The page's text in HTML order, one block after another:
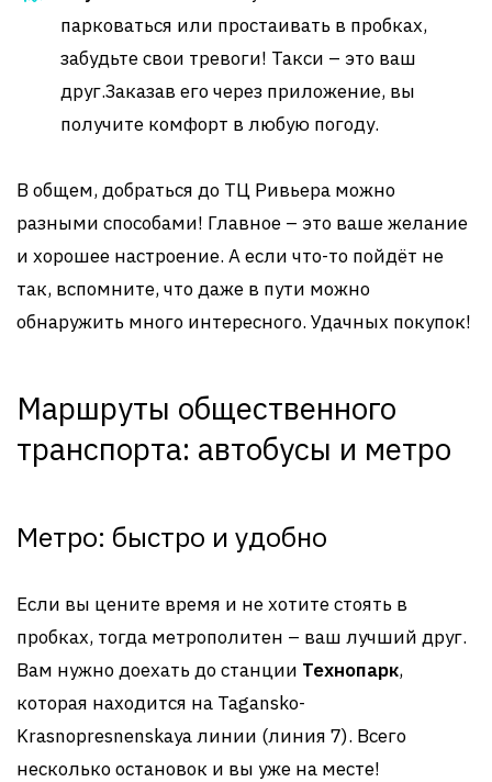
парковаться или простаивать в пробках,
забудьте свои тревоги! Такси – это ваш
друг.Заказав его через приложение, вы
получите комфорт в любую погоду.
В общем, добраться до ТЦ Ривьера можно
разными способами! Главное – это ваше желание
и хорошее настроение. А если что-то пойдёт не
так, вспомните, что даже в пути можно
обнаружить много интересного. Удачных покупок!
Маршруты общественного
транспорта: автобусы и метро
Метро: быстро и удобно
Если вы цените время и не хотите стоять в
пробках, тогда метрополитен – ваш лучший друг.
Вам нужно доехать до станции Технопарк,
которая находится на Tagansko-
Krasnopresnenskaya линии (линия 7). Всего
несколько остановок и вы уже на месте!